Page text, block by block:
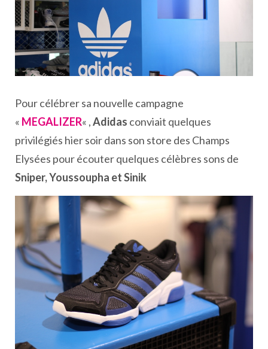
Pour célébrer sa nouvelle campagne
« MEGALIZER« ,Adidas conviait quelques
privilégiés hier soir dans son store des Champs
Elysées pour écouter quelques célèbres sons de
Sniper, Youssoupha et Sinik